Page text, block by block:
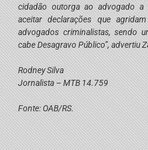
cidadão outorga ao advogado
aceitar declarações que
advogados criminalistas, sendo
cabe Desagravo Público”, advertiu
Rodney Silva
Jornalista – MTB 14.759
Fonte: OAB/RS.